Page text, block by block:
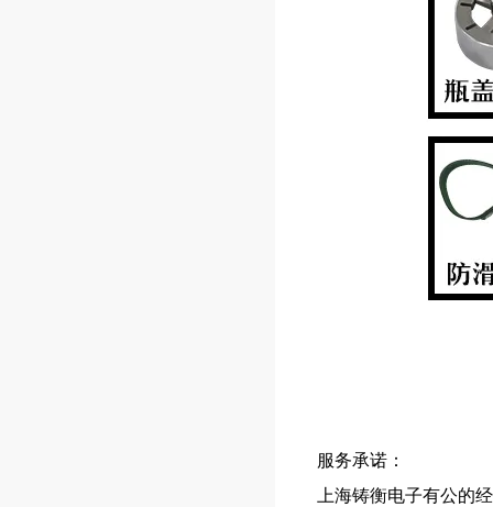
服务承诺：
上海铸衡电子有公的